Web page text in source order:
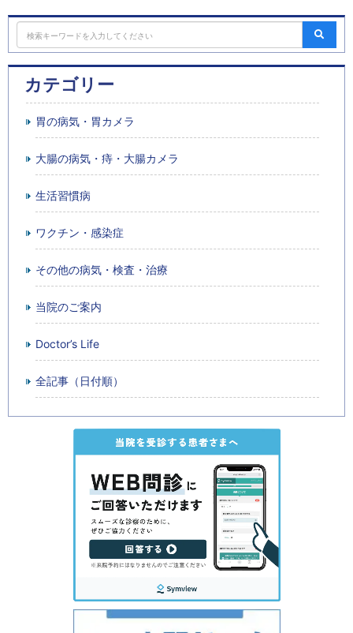
カテゴリー
胃の病気・胃カメラ
大腸の病気・痔・大腸カメラ
生活習慣病
ワクチン・感染症
その他の病気・検査・治療
当院のご案内
Doctor’s Life
全記事（日付順）